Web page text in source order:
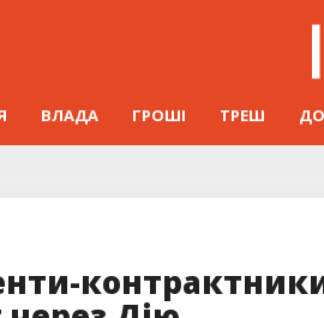
ВЛАДА ГРОШІ ТРЕШ